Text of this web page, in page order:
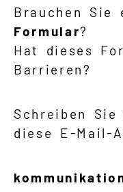
Brauchen Sie
Formular?
Hat dieses
Barrieren?
Schreiben
diese E-Mail-